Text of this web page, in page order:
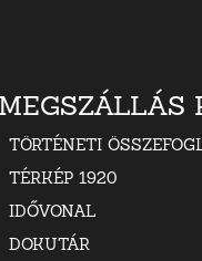
TÖRTÉNETI
TÉRKÉP 1920
IDŐVONAL
DOKUTÁR